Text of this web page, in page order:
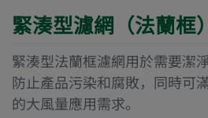
緊湊型濾網（法蘭框）
緊湊型法蘭框濾網用於需要潔
防止產品污染和腐敗，同時
的大風量應用需求。